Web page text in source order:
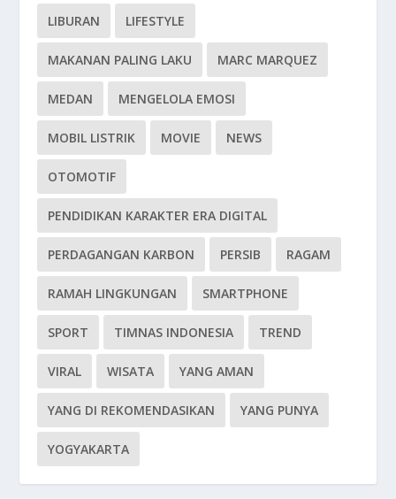
LIBURAN LIFESTYLE
MAKANAN PALING LAKU MARC MARQUEZ
MEDAN MENGELOLA EMOSI
MOBIL LISTRIK MOVIE NEWS
OTOMOTIF
PENDIDIKAN KARAKTER ERA DIGITAL
PERDAGANGAN KARBON PERSIB RAGAM
RAMAH LINGKUNGAN SMARTPHONE
SPORT TIMNAS INDONESIA TREND
VIRAL WISATA YANG AMAN
YANG DI REKOMENDASIKAN YANG PUNYA
YOGYAKARTA